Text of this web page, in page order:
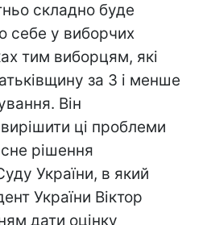
складно буде
себе у виборчих
тим виборцям, які
за 3 і менше
Він
ці проблеми
рішення
України, в який
України Віктор
дати оцінку